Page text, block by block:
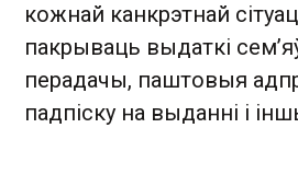
кожнай канкрэтнай
пакрываць выдаткі
перадачы, паштовыя
падпіску на выданні і